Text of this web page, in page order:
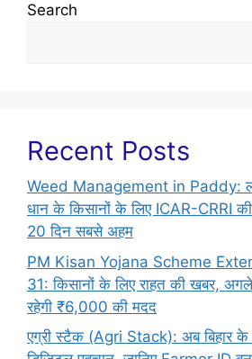
Search
Recent Posts
Weed Management in Paddy:
धान के किसानों के लिए ICAR-CRRI
20 दिन सबसे अहम
PM Kisan Yojana Scheme
31: किसानों के लिए राहत की खबर,
रहेगी ₹6,000 की मदद
एग्री स्टैक (Agri Stack): अब बिहार के